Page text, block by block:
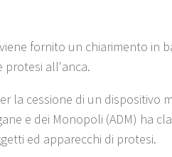
viene fornito un chiarimento in
protesi all'anca.
la cessione di un dispositivo
e dei Monopoli (ADM) ha
ed apparecchi di protesi.